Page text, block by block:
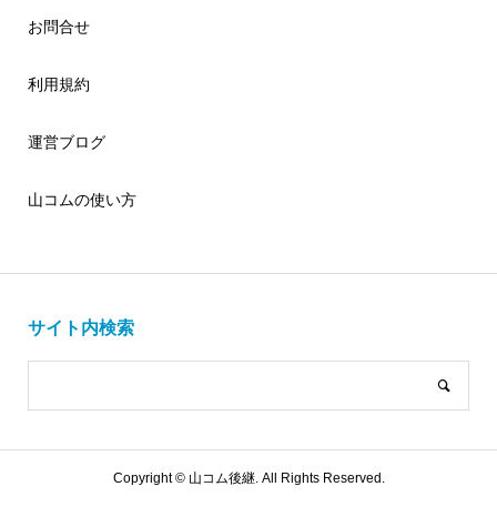
お問合せ
利用規約
運営ブログ
山コムの使い方
サイト内検索
Copyright ©山コム後継. All Rights Reserved.